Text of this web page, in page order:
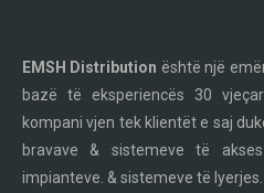
EMSH Distribution është një
bazë të eksperiencës 30
kompani vjen tek klientët e saj
bravave & sistemeve të
impianteve. & sistemeve të lyerjes.